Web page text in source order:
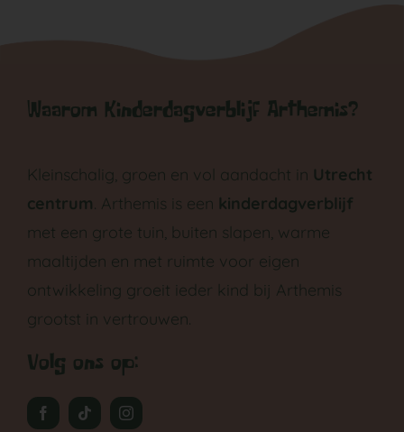
Waarom Kinderdagverblijf Arthemis?
Kleinschalig, groen en vol aandacht in Utrecht
centrum. Arthemis is een kinderdagverblijf
met een grote tuin, buiten slapen, warme
maaltijden en met ruimte voor eigen
ontwikkeling groeit ieder kind bij Arthemis
grootst in vertrouwen.
Volg ons op: